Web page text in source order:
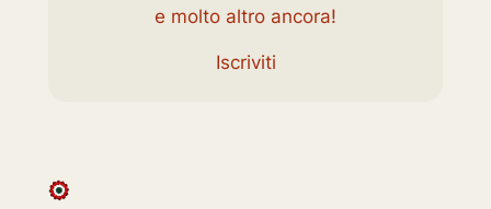
e molto altro ancora!
Iscriviti